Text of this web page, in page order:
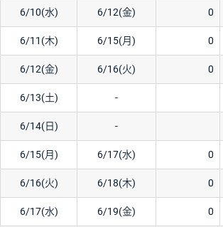
6/10(水) 6/12(金) 0
6/11(木) 6/15(月) 0
6/12(金) 6/16(火) 0
6/13(土) -
6/14(日) -
6/15(月) 6/17(水) 0
6/16(火) 6/18(木) 0
6/17(水) 6/19(金) 0